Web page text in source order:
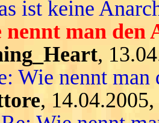
ist keine
nennt man den
,
Wie nennt man
,